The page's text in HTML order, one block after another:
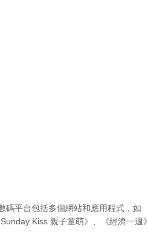
碼平台包括多個網站和應用程式，如
Sunday Kiss 親子童萌》 《經濟一週》